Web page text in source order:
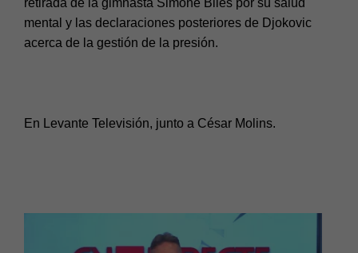
mental y las declaraciones posteriores de Djokovic
acerca de la gestión de la presión.
En Levante Televisión, junto a César Molins.